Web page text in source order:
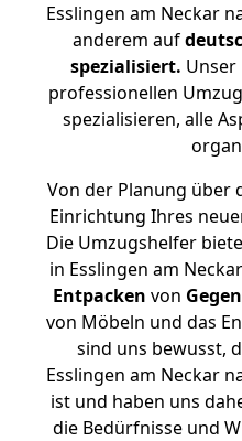
Esslingen am Neckar
anderem auf
spezialisiert. Unser
professionellen
spezialisieren, alle
Von der Planung über
Einrichtung Ihres
Die Umzugshelfer
in Esslingen am
Entpacken von
von Möbeln und das
sind uns bewusst,
Esslingen am Neckar
ist und haben uns
die Bedürfnisse und